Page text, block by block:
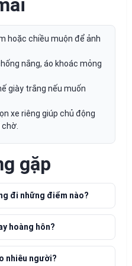
hoặc chiều muộn để ảnh
nắng, áo khoác mỏng
giày trắng nếu muốn
xe riêng giúp chủ động
gặp
đi những điểm nào?
hoàng hôn?
nhiêu người?